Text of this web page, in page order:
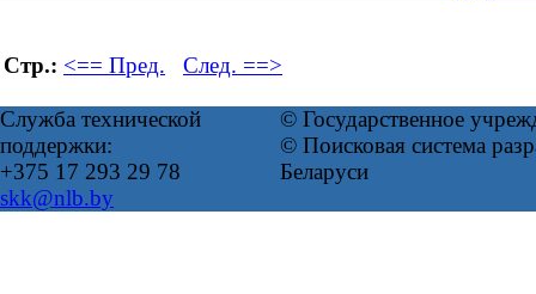
Стр.: <== Пред. След. ==>
Служба технической
поддержки:
+375 17 293 29 78
skk@nlb.by
© Государственное
© Поисковая система
Беларуси